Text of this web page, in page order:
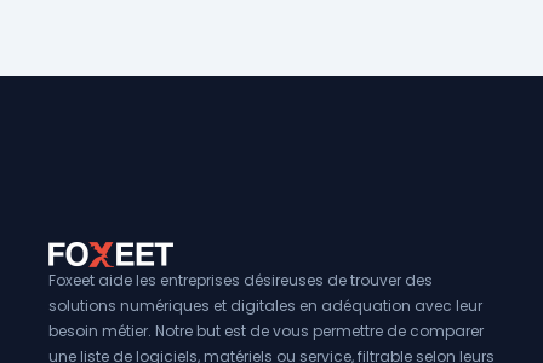
Foxeet aide les entreprises désireuses de trouver des
solutions numériques et digitales en adéquation avec leur
besoin métier. Notre but est de vous permettre de comparer
une liste de logiciels, matériels ou service, filtrable selon leurs